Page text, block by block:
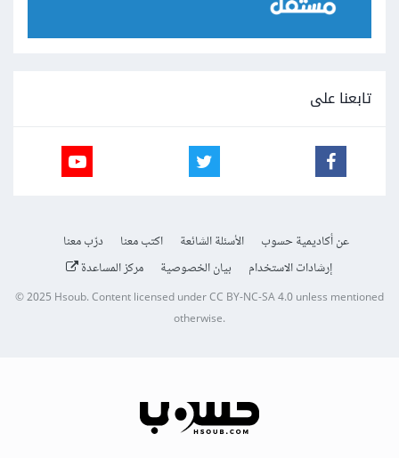
تابعنا على
عن أكاديمية حسوب الأسئلة الشائعة اكتب معنا
درّب معنا
إرشادات الاستخدام
بيان الخصوصية مركز المساعدة
© 2025Hsoub.Content licensed underCC BY-NC-SA 4.0unless mentioned
otherwise.